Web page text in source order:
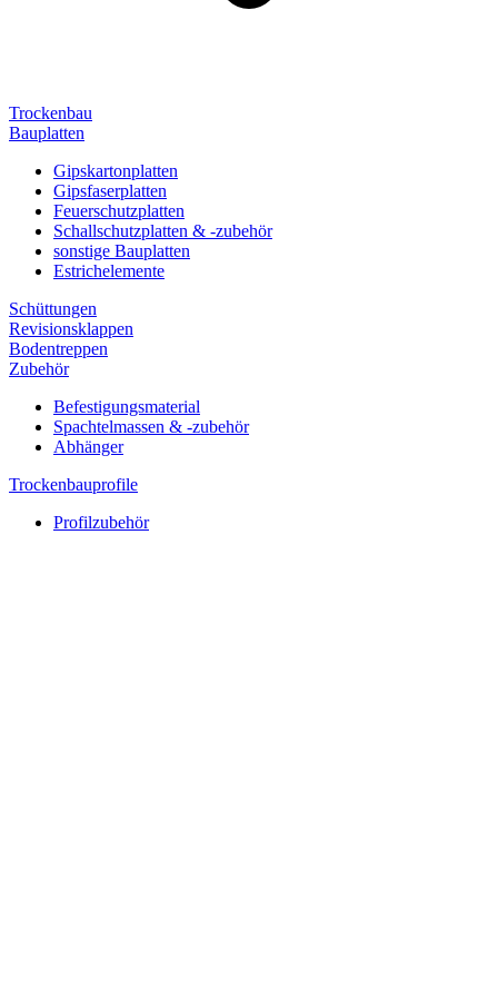
Trockenbau
Bauplatten
Gipskartonplatten
Gipsfaserplatten
Feuerschutzplatten
Schallschutzplatten & -zubehör
sonstige Bauplatten
Estrichelemente
Schüttungen
Revisionsklappen
Bodentreppen
Zubehör
Befestigungsmaterial
Spachtelmassen & -zubehör
Abhänger
Trockenbauprofile
Profilzubehör